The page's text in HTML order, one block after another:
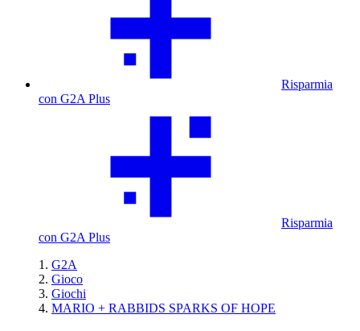
Risparmia
con G2A Plus
Risparmia
con G2A Plus
G2A
Gioco
Giochi
MARIO + RABBIDS SPARKS OF HOPE